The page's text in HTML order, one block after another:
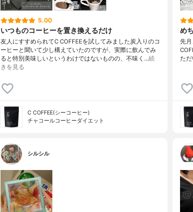
5.00
いつものコーヒーを置き換えるだけ
友人にすすめられてC COFFEEを試してみました炭入りのコ
ーヒーと聞いて少し構えていたのですが、実際に飲んでみ
ると特別美味しいというわけではないものの、不味く…続
きを見る
C COFFEE(シーコーヒー)
チャコールコーヒーダイエット
め
先
た
シルシル